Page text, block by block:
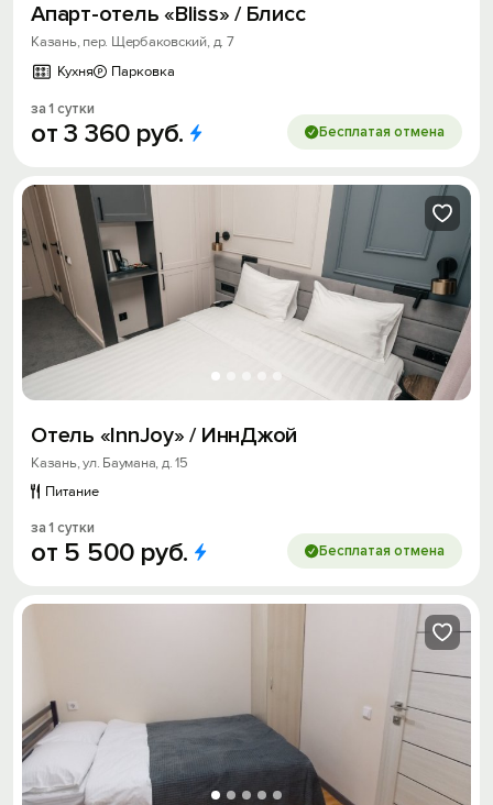
Апарт-отель «Bliss» / Блисс
Казань, пер. Щербаковский, д. 7
Кухня
Парковка
за 1 сутки
от3 360 руб. Бесплатая отмена
Отель «InnJoy» / ИннДжой
Казань, ул. Баумана, д. 15
Питание
за 1 сутки
от 5 500 руб. Бесплатая отмена